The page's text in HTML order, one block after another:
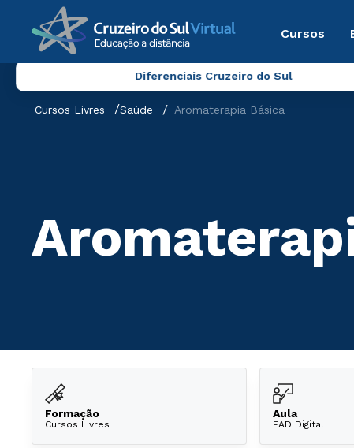
Cursos
Diferenciais Cruzeiro do Sul
Cursos Livres Saúde Aromaterapia Básica
Formação
Cursos Livres
Aula
EAD Digital